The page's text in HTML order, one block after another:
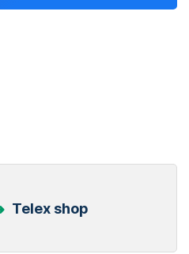
Telex shop